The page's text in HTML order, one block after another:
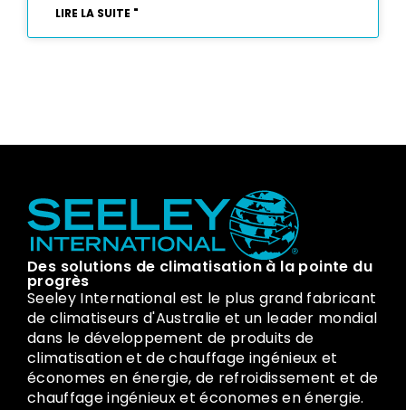
LIRE LA SUITE "
Des solutions de climatisation à la pointe du
progrès
Seeley International est le plus grand fabricant
de climatiseurs d'Australie et un leader mondial
dans le développement de produits de
climatisation et de chauffage ingénieux et
économes en énergie, de refroidissement et de
chauffage ingénieux et économes en énergie.